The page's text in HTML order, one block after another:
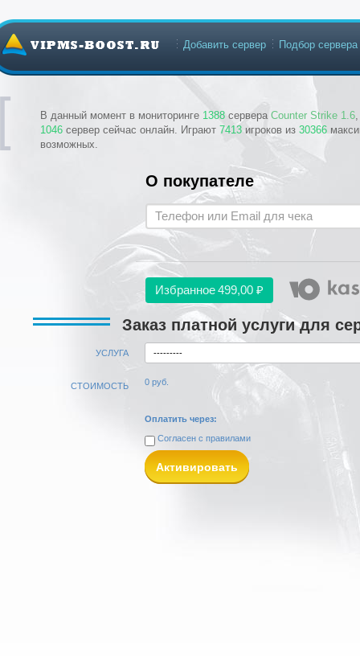
В данный момент в мониторинге 1388 сервера Counter Strike 1.6
1046 сервер сейчас онлайн. Играют 7413 игроков из 30366
возможных.
Добавить сервер Подбор сервера
О покупателе
Избранное499,00 ₽
Заказ платной услуги для
УСЛУГА
СТОИМОСТЬ 0 руб.
Оплатить через:
Согласен с правилами
Активировать